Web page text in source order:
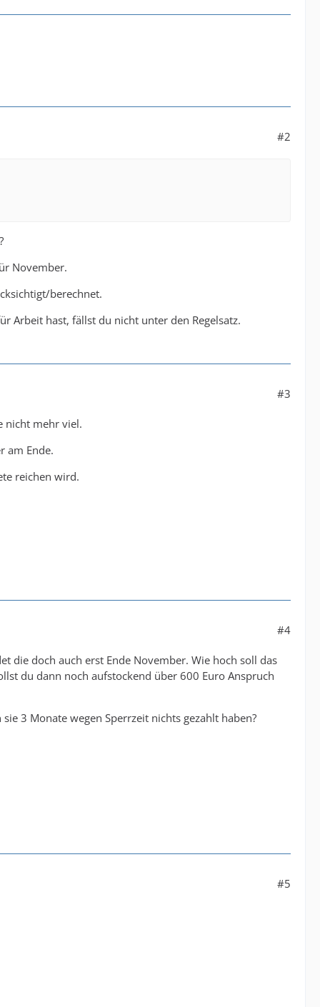
#2
November.
berechnet.
Arbeit hast, fällst du nicht unter den Regelsatz.
#3
nicht mehr viel.
am Ende.
reichen wird.
#4
die doch auch erst Ende November. Wie hoch soll das
du dann noch aufstockend über 600 Euro Anspruch
3 Monate wegen Sperrzeit nichts gezahlt haben?
#5